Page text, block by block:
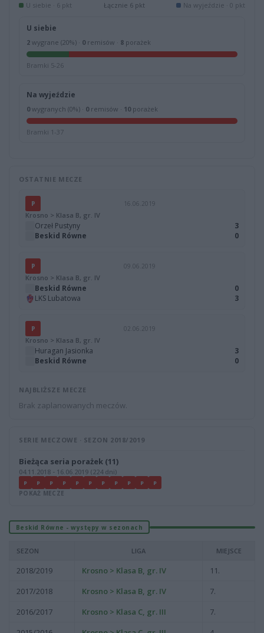
U siebie · 6 pkt Łącznie 6 pkt Na wyjeździe · 0 pkt
U siebie
2 wygrane (20%) · 0remisów · 8 porażek
Bramki 5-26
Na wyjeździe
0wygranych (0%) · 0remisów · 10porażek
Bramki 1-37
OSTATNIE MECZE
P 16.06.2019
Krosno > Klasa B, gr. IV
Orzeł Pustyny
3
Beskid Równe
0
P 09.06.2019
Krosno > Klasa B, gr. IV
Beskid Równe
0
LKS Lubatowa
3
P 02.06.2019
Krosno > Klasa B, gr. IV
Huragan Jasionka
3
Beskid Równe
0
NAJBLIŻSZE MECZE
Brak zaplanowanych meczów.
SERIE MECZOWE · SEZON 2018/2019
Bieżąca seria porażek (11)
04.11.2018 - 16.06.2019 (224 dni)
P P P P P P P P P P P
POKAŻ MECZE
Beskid Równe - występy w sezonach
SEZON LIGA MIEJSCE
2018/2019 Krosno > Klasa B, gr. IV
11.
2017/2018
Krosno > Klasa B, gr. IV
7.
2016/2017
Krosno > Klasa C, gr. III
7.